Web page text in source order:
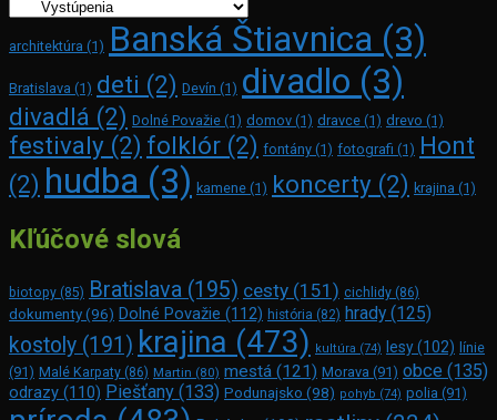
architektúra (1) Banská Štiavnica (3)
Bratislava (1) deti (2) Devín (1) divadlo (3)
divadlá (2) Dolné Považie (1) domov (1) dravce (1) drevo (1)
festivaly (2) folklór (2) fontány (1) fotografi (1) Hont
(2) hudba (3) kamene (1) koncerty (2) krajina (1)
Kľúčové slová
biotopy (85) Bratislava (195) cesty (151) cichlidy (86)
dokumenty (96) Dolné Považie (112) história (82) hrady (125)
kostoly (191) krajina (473) kultúra (74) lesy(102) línie
(91) Malé Karpaty (86) Martin (80) mestá (121) Morava (91) obce (135)
odrazy (110) Piešťany (133) Podunajsko (98) pohyb (74) polia (91)